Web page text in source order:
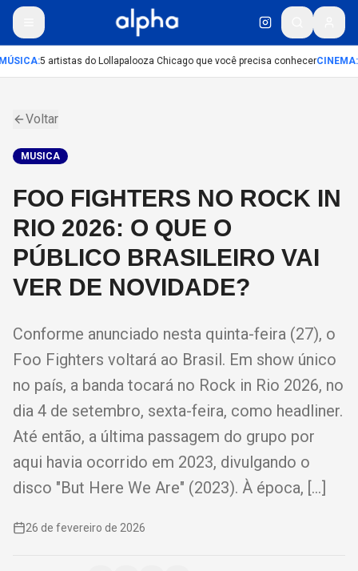
:5 artistas do Lollapalooza Chicago que você precisa conhecerCINEMA:
Voltar
MUSICA
FOO FIGHTERS NO ROCK IN
RIO 2026: O QUE O
PÚBLICO BRASILEIRO VAI
VER DE NOVIDADE?
Conforme anunciado nesta quinta-feira (27), o
Foo Fighters voltará ao Brasil. Em show único
no país, a banda tocará no Rock in Rio 2026, no
dia 4 de setembro, sexta-feira, como headliner.
Até então, a última passagem do grupo por
aqui havia ocorrido em 2023, divulgando o
disco "But Here We Are" (2023). À época, […]
26 de fevereiro de 2026